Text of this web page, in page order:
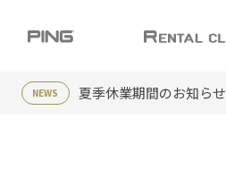
NEWS 夏季休業期間のお知らせ